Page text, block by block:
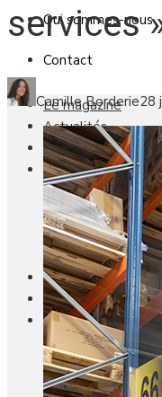
Qui sommes-nous
Contact
Le magazine
Actualités
Reportages
Les marchés
Blanc Brun
Mobilier
Cuisine
Brico Jardin
Agenda
Newsletter
Nos autres titres
Faire Savoir
Aviasport
Univers Made
services
Camille Borderie28